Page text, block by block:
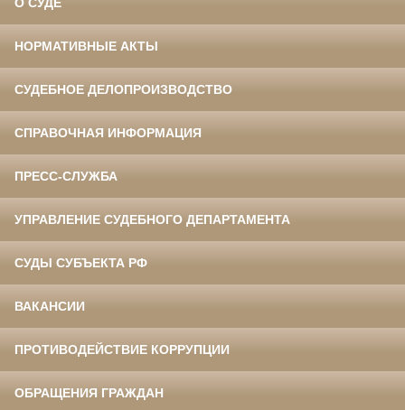
О СУДЕ
НОРМАТИВНЫЕ АКТЫ
СУДЕБНОЕ ДЕЛОПРОИЗВОДСТВО
СПРАВОЧНАЯ ИНФОРМАЦИЯ
ПРЕСС-СЛУЖБА
УПРАВЛЕНИЕ СУДЕБНОГО ДЕПАРТАМЕНТА
СУДЫ СУБЪЕКТА РФ
ВАКАНСИИ
ПРОТИВОДЕЙСТВИЕ КОРРУПЦИИ
ОБРАЩЕНИЯ ГРАЖДАН